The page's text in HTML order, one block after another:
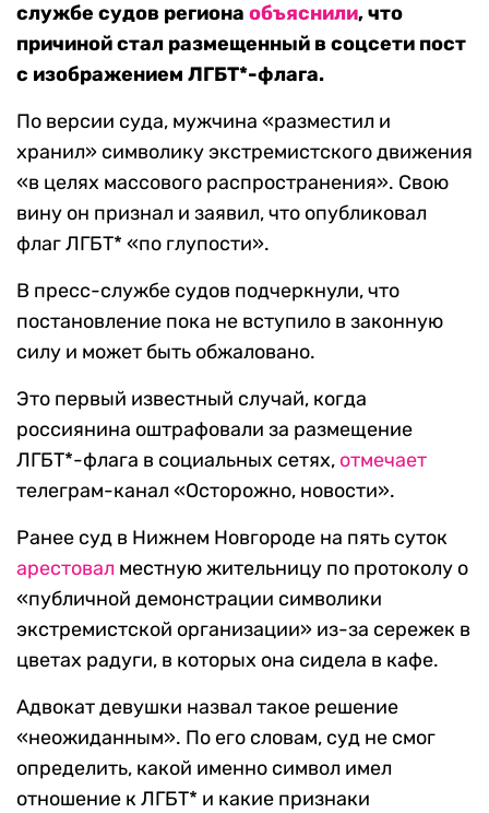
службе судов региона объяснили, что
причиной стал размещенный в соцсети пост
с изображением ЛГБТ*-флага.
По версии суда, мужчина «разместил и
хранил» символику экстремистского движения
«в целях массового распространения». Свою
вину он признал и заявил, что опубликовал
флаг ЛГБТ* «по глупости».
В пресс-службе судов подчеркнули, что
постановление пока не вступило в законную
силу и может быть обжаловано.
Это первый известный случай, когда
россиянина оштрафовали за размещение
ЛГБТ*-флага в социальных сетях, отмечает
телеграм-канал «Осторожно, новости».
Ранее суд в Нижнем Новгороде на пять суток
арестовал местную жительницу по протоколу о
«публичной демонстрации символики
экстремистской организации» из-за сережек в
цветах радуги, в которых она сидела в кафе.
Адвокат девушки назвал такое решение
«неожиданным». По его словам, суд не смог
определить, какой именно символ имел
отношение к ЛГБТ* и какие признаки